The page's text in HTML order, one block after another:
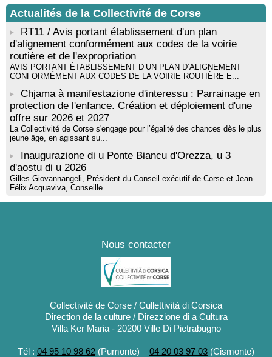
Tallà
! Événement reporté ! Cycle de conférences peinture animé
par Alexandre Dominati - Mediateca territuriale di Santa Lucia di
Tallà
Actualités de la Collectivité de Corse
RT11 / Avis portant établissement d'un plan
d'alignement conformément aux codes de la voirie
routière et de l'expropriation
AVIS PORTANT ÉTABLISSEMENT D’UN PLAN D’ALIGNEMENT
CONFORMÉMENT AUX CODES DE LA VOIRIE ROUTIÈRE E...
Chjama à manifestazione d'interessu : Parrainage en
protection de l'enfance. Création et déploiement d'une
offre sur 2026 et 2027
La Collectivité de Corse s'engage pour l’égalité des chances dès le plus
jeune âge, en agissant su...
Inaugurazione di u Ponte Biancu d'Orezza, u 3
d'aostu di u 2026
Gilles Giovannangeli, Président du Conseil exécutif de Corse et Jean-
Félix Acquaviva, Conseille...
Nous contacter
Collectivité de Corse / Cullettività di Corsica
Direction de la culture / Direzzione di a Cultura
Villa Ker Maria - 20200 Ville Di Pietrabugno
Tél : 04 95 10 98 62 (Pumonte) –04 20 03 97 03 (Cismonte)